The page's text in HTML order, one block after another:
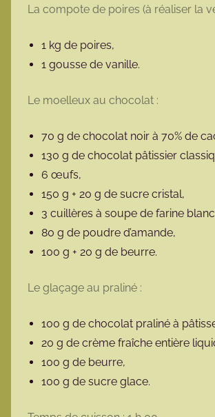
La compote de poires (à réaliser la
1 kg de poires,
1 gousse de vanille.
Le moelleux au chocolat :
70 g de chocolat noir à 70% de
130 g de chocolat pâtissier
6 œufs,
150 g + 20 g de sucre cristal,
3 cuillères à soupe de farine
80 g de poudre d’amande,
100 g + 20 g de beurre.
Le glaçage au praliné :
100 g de chocolat praliné à
20 g de crème fraîche entière
100 g de beurre,
100 g de sucre glace.